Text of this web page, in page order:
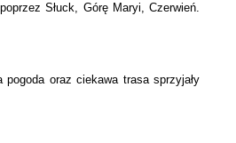
Słuck, Górę Maryi, Czerwień.
pogoda oraz ciekawa trasa sprzyjały